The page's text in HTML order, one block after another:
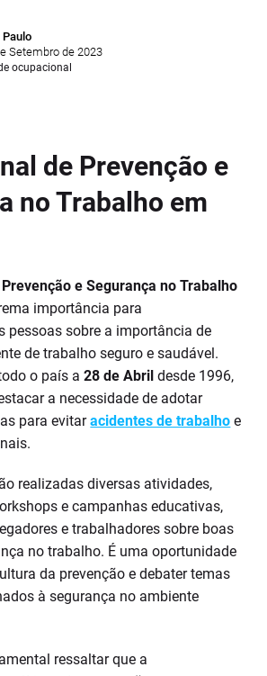
Paulo
Setembro de 2023
ocupacional
de Prevenção e
no Trabalho em
Prevenção e Segurança no Trabalho
importância para
pessoas sobre a importância de
de trabalho seguro e saudável.
o país a28 de Abril desde 1996,
a necessidade de adotar
para evitaracidentes de trabalho e
realizadas diversas atividades,
e campanhas educativas,
e trabalhadores sobre boas
no trabalho. É uma oportunidade
da prevenção e debater temas
à segurança no ambiente
ressaltar que a